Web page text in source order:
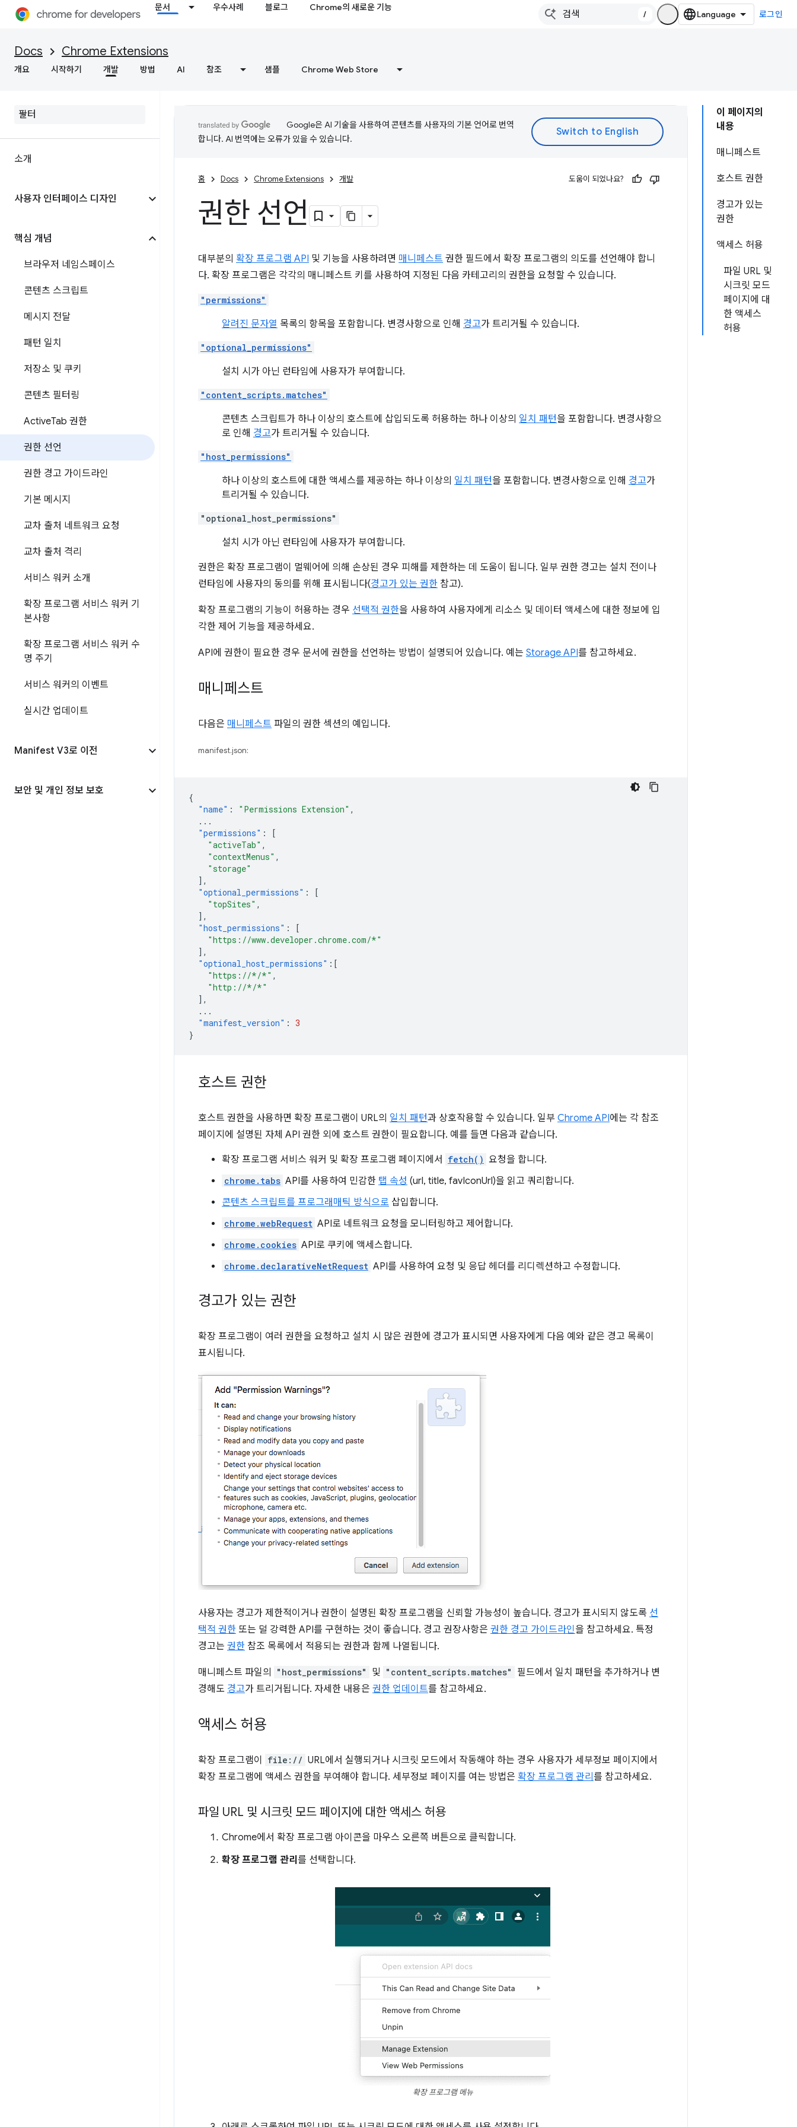
문서 우수사례 블로그 Chrome의 새로운 기능
/ 로그인
Docs Chrome Extensions
개요 시작하기 개발 방법 AI 참조 샘플 Chrome Web Store
소개
사용자 인터페이스 디자인
핵심 개념
브라우저 네임스페이스
콘텐츠 스크립트
메시지 전달
패턴 일치
저장소 및 쿠키
콘텐츠 필터링
ActiveTab 권한
권한 선언
권한 경고 가이드라인
기본 메시지
교차 출처 네트워크 요청
교차 출처 격리
서비스 워커 소개
확장 프로그램 서비스 워커 기
본사항
확장 프로그램 서비스 워커 수
명 주기
서비스 워커의 이벤트
실시간 업데이트
Manifest V3로 이전
보안 및 개인 정보 보호
이 페이지의
내용
매니페스트
호스트 권한
경고가 있는
권한
액세스 허용
파일 URL 및
시크릿 모드
페이지에 대
한 액세스
허용
Google은 AI 기술을 사용하여 콘텐츠를 사용자의 기본 언어로 번역
합니다. AI 번역에는 오류가 있을 수 있습니다.
홈 Docs Chrome Extensions 개발 도움이 되었나요?
권한 선언
대부분의 확장 프로그램 API 및 기능을 사용하려면 매니페스트 권한 필드에서 확장 프로그램의 의도를 선언해야 합니
다. 확장 프로그램은 각각의 매니페스트 키를 사용하여 지정된 다음 카테고리의 권한을 요청할 수 있습니다.
"permissions"
알려진 문자열 목록의 항목을 포함합니다. 변경사항으로 인해 경고가 트리거될 수 있습니다.
"optional_permissions"
설치 시가 아닌 런타임에 사용자가 부여합니다.
"content_scripts.matches"
콘텐츠 스크립트가 하나 이상의 호스트에 삽입되도록 허용하는 하나 이상의 일치 패턴을 포함합니다. 변경사항으
로 인해 경고가 트리거될 수 있습니다.
"host_permissions"
하나 이상의 호스트에 대한 액세스를 제공하는 하나 이상의 일치 패턴을 포함합니다. 변경사항으로 인해 경고가
트리거될 수 있습니다.
"optional_host_permissions"
설치 시가 아닌 런타임에 사용자가 부여합니다.
권한은 확장 프로그램이 멀웨어에 의해 손상된 경우 피해를 제한하는 데 도움이 됩니다. 일부 권한 경고는 설치 전이나
런타임에 사용자의 동의를 위해 표시됩니다(경고가 있는 권한 참고).
확장 프로그램의 기능이 허용하는 경우 선택적 권한을 사용하여 사용자에게 리소스 및 데이터 액세스에 대한 정보에 입
각한 제어 기능을 제공하세요.
API에 권한이 필요한 경우 문서에 권한을 선언하는 방법이 설명되어 있습니다. 예는 Storage API를 참고하세요.
매니페스트
다음은 매니페스트 파일의 권한 섹션의 예입니다.
manifest.json:
{
"name" : "Permissions Extension" ,
...
"permissions" :
[
"activeTab" ,
"contextMenus" ,
"storage"
],
"optional_permissions" :
[
"topSites" ,
],
"host_permissions" :
[
"https://www.developer.chrome.com/*"
],
"optional_host_permissions" :[
"https://*/*" ,
"http://*/*"
],
...
"manifest_version" : 3
}
호스트 권한
호스트 권한을 사용하면 확장 프로그램이 URL의 일치 패턴과 상호작용할 수 있습니다. 일부 Chrome API에는 각 참조
페이지에 설명된 자체 API 권한 외에 호스트 권한이 필요합니다. 예를 들면 다음과 같습니다.
확장 프로그램 서비스 워커 및 확장 프로그램 페이지에서 fetch() 요청을 합니다.
chrome.tabs API를 사용하여 민감한 탭 속성 (url, title, favIconUrl)을 읽고 쿼리합니다.
콘텐츠 스크립트를 프로그래매틱 방식으로 삽입합니다.
chrome.webRequest API로 네트워크 요청을 모니터링하고 제어합니다.
chrome.cookies API로 쿠키에 액세스합니다.
chrome.declarativeNetRequest API를 사용하여 요청 및 응답 헤더를 리디렉션하고 수정합니다.
경고가 있는 권한
확장 프로그램이 여러 권한을 요청하고 설치 시 많은 권한에 경고가 표시되면 사용자에게 다음 예와 같은 경고 목록이
표시됩니다.
사용자는 경고가 제한적이거나 권한이 설명된 확장 프로그램을 신뢰할 가능성이 높습니다. 경고가 표시되지 않도록 선
택적 권한 또는 덜 강력한 API를 구현하는 것이 좋습니다. 경고 권장사항은 권한 경고 가이드라인을 참고하세요. 특정
경고는 권한 참조 목록에서 적용되는 권한과 함께 나열됩니다.
매니페스트 파일의 "host_permissions" 및 "content_scripts.matches"
필드에서 일치 패턴을 추가하거나 변
경해도 경고가 트리거됩니다. 자세한 내용은 권한 업데이트를 참고하세요.
액세스 허용
확장 프로그램이 file:// URL에서 실행되거나 시크릿 모드에서 작동해야 하는 경우 사용자가 세부정보 페이지에서
확장 프로그램에 액세스 권한을 부여해야 합니다. 세부정보 페이지를 여는 방법은 확장 프로그램 관리 를 참고하세요.
파일 URL 및 시크릿 모드 페이지에 대한 액세스 허용
Chrome에서 확장 프로그램 아이콘을 마우스 오른쪽 버튼으로 클릭합니다.
확장 프로그램 관리 를 선택합니다.
확장 프로그램 메뉴